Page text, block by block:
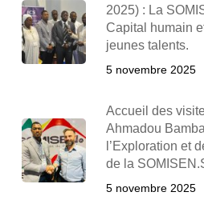
2025) : La
Capital humain
jeunes talents.
5 novembre 2025
Accueil des
Ahmadou
l’Exploration et
de la
5 novembre 2025